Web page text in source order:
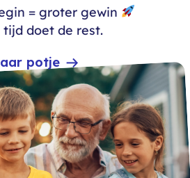
= groter gewin
tijd doet de rest.
potje